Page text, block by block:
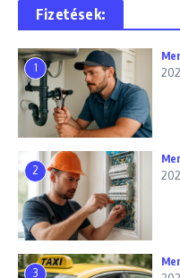
Fizetések:
1
2
3